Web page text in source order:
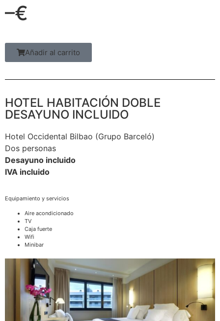
–€
Añadir al carrito
HOTEL HABITACIÓN DOBLE
DESAYUNO INCLUIDO
Hotel Occidental Bilbao (Grupo Barceló)
Dos personas
Desayuno incluido
IVA incluido
Equipamiento y servicios
Aire acondicionado
TV
Caja fuerte
Wifi
Minibar